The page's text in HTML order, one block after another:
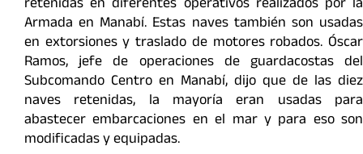
retenidas en diferentes operativos realizados por la
Armada en Manabí. Estas naves también son usadas
en extorsiones y traslado de motores robados. Óscar
Ramos, jefe de operaciones de guardacostas del
Subcomando Centro en Manabí, dijo que de las diez
naves retenidas, la mayoría eran usadas para
abastecer embarcaciones en el mar y para eso son
modificadas y equipadas.